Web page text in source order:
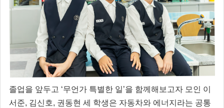
졸업을 앞두고 ‘무언가 특별한 일’을 함께해보고자 모인 이
서준, 김신호, 권동현 세 학생은 자동차와 에너지라는 공통